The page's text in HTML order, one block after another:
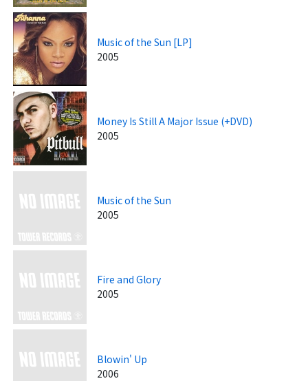
Music of the Sun [LP]
2005
Money Is Still A Major Issue (+DVD)
2005
Music of the Sun
2005
Fire and Glory
2005
Blowin' Up
2006